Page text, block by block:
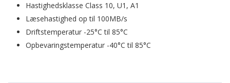
Hastighedsklasse Class 10, U1, A1
Læsehastighed op til 100MB/s
Driftstemperatur -25°C til 85°C
Opbevaringstemperatur -40°C til 85°C